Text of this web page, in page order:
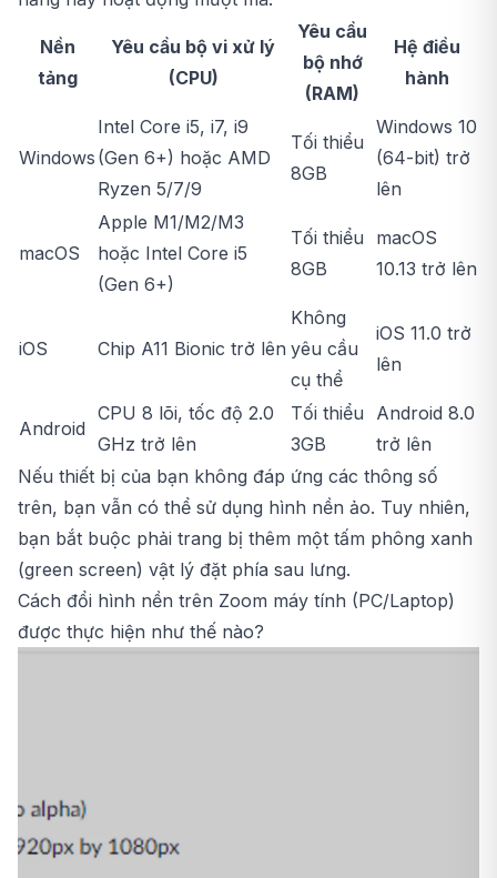
Nền
tảng
Yêu cầu bộ vi xử lý
(CPU)
Yêu cầu
bộ nhớ
(RAM)
Hệ điều
hành
Windows
Intel Core i5, i7, i9
(Gen 6+) hoặc AMD
Ryzen 5/7/9
Tối thiểu
8GB
Windows 10
(64-bit) trở
lên
macOS
Apple M1/M2/M3
hoặc Intel Core i5
(Gen 6+)
Tối thiểu
8GB
macOS
10.13 trở lên
iOS Chip A11 Bionic trở lên
Không
yêu cầu
cụ thể
iOS 11.0 trở
lên
Android
CPU 8 lõi, tốc độ 2.0
GHz trở lên
Tối thiểu
3GB
Android 8.0
trở lên
Nếu thiết bị của bạn không đáp ứng các thông số
trên, bạn vẫn có thể sử dụng hình nền ảo. Tuy nhiên,
bạn bắt buộc phải trang bị thêm một tấm phông xanh
(green screen) vật lý đặt phía sau lưng.
Cách đổi hình nền trên Zoom máy tính (PC/Laptop)
được thực hiện như thế nào?